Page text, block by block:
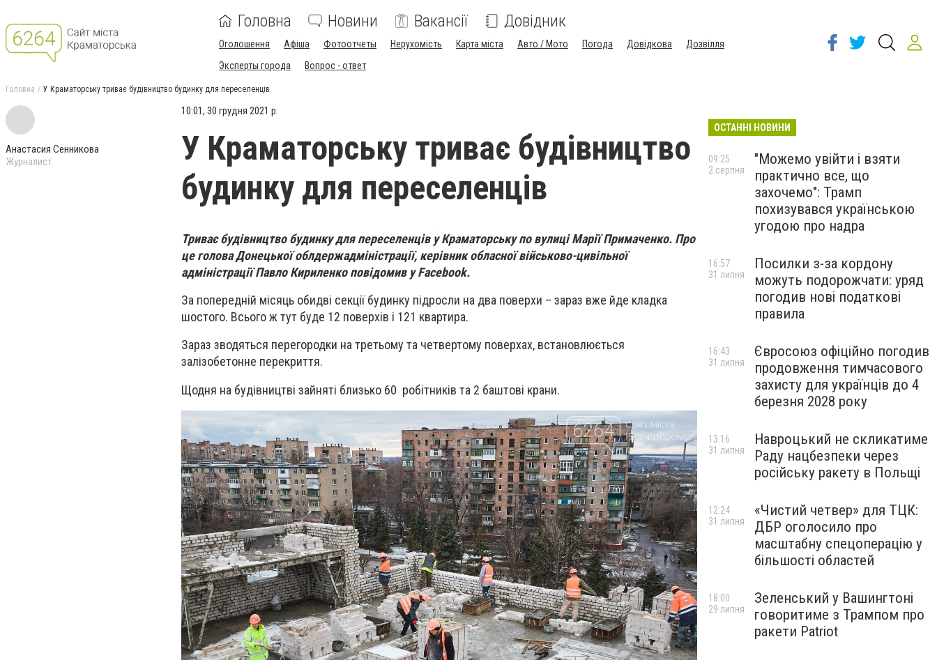
Головна Новини Вакансії Довідник
Оголошення Афіша Фотоотчеты Нерухомість Карта міста Авто / Мото Погода Довідкова
Дозвілля
Эксперты города
Вопрос - ответ
Головна У Краматорську триває будівництво будинку для переселенців
Анастасия Сенникова
Журналист
10:01, 30 грудня 2021 р.
У Краматорську триває будівництво
будинку для переселенців
Триває будівництво будинку для переселенців у Краматорську по вулиці Марії Примаченко. Про
це голова Донецької облдержадміністрації, керівник обласної військово-цивільної
адміністрації Павло Кириленко повідомив у Facebook.
За попередній місяць обидві секції будинку підросли на два поверхи – зараз вже йде кладка
шостого. Всього ж тут буде 12 поверхів і 121 квартира.
Зараз зводяться перегородки на третьому та четвертому поверхах, встановлюється
залізобетонне перекриття.
Щодня на будівництві зайняті близько 60 робітників та 2 баштові крани.
ОСТАННІ НОВИНИ
"Можемо увійти і взяти
практично все, що
захочемо": Трамп
похизувався українською
угодою про надра
09:25
2 серпня
Посилки з-за кордону
можуть подорожчати: уряд
погодив нові податкові
правила
16:57
31 липня
Євросоюз офіційно погодив
продовження тимчасового
захисту для українців до 4
березня 2028 року
16:43
31 липня
Навроцький не скликатиме
Раду нацбезпеки через
російську ракету в Польщі
13:16
31 липня
«Чистий четвер» для ТЦК:
ДБР оголосило про
масштабну спецоперацію у
більшості областей
12:24
31 липня
Зеленський у Вашингтоні
говоритиме з Трампом про
ракети Patriot
18:00
29 липня